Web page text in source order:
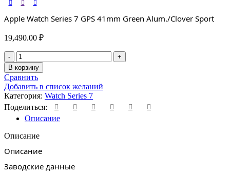
Apple Watch Series 7 GPS 41mm Green Alum./Clover Sport
19,490.00 ₽
Количество
товара
Apple
Watch
Series
7
GPS
41mm
Alum./Clover
В корзину
Сравнить
Добавить в список желаний
Категория: Watch Series 7
Поделиться:
Описание
Описание
Описание
Заводские данные